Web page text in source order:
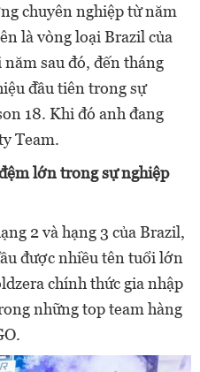
chuyên nghiệp từ năm
là vòng loại Brazil của
năm sau đó, đến tháng
đầu tiên trong sự
18. Khi đó anh đang
Team.
lớn trong sự nghiệp
2 và hạng 3 của Brazil,
được nhiều tên tuổi lớn
chính thức gia nhập
những top team hàng